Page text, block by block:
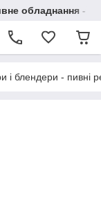
обладнання - в
і блендери - пивні